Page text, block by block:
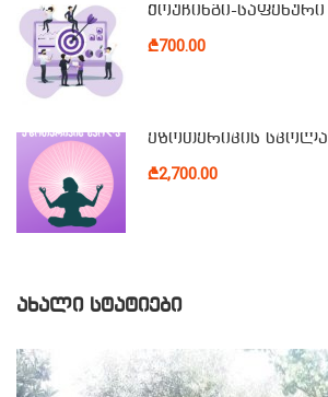
ქოუჩინგი-საფეხური I
₾700.00
ეზოთერიკის სკოლა
₾2,700.00
ᲐᲮᲐᲚᲘ ᲡᲢᲐᲢᲘᲔᲑᲘ